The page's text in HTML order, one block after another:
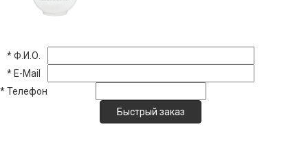
*Ф.И.О.
* E-Mail
*Телефон